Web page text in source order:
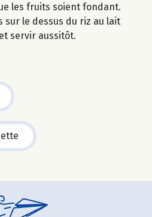
les fruits soient fondant.
sur le dessus du riz au lait
servir aussitôt.